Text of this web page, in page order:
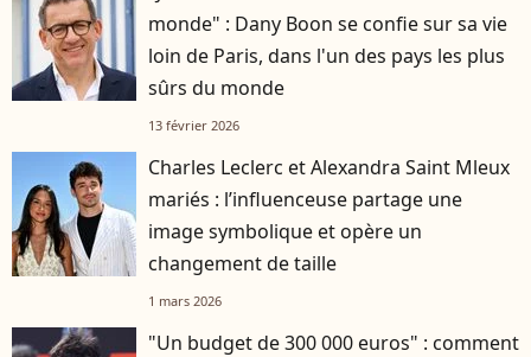
monde" : Dany Boon se confie sur sa vie
loin de Paris, dans l'un des pays les plus
sûrs du monde
13 février 2026
Charles Leclerc et Alexandra Saint Mleux
mariés : l’influenceuse partage une
image symbolique et opère un
changement de taille
1 mars 2026
"Un budget de 300 000 euros" : comment